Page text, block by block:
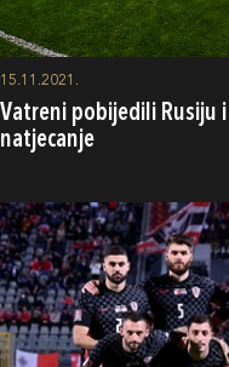
15.11.2021.
Vatreni pobijedili Rusiju
natjecanje